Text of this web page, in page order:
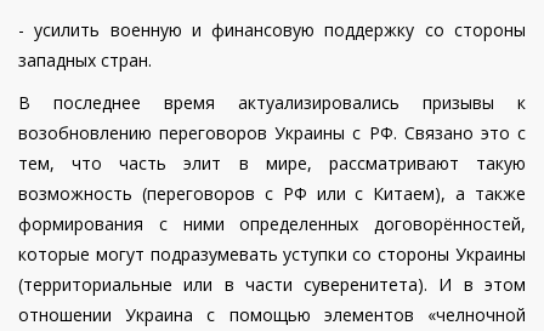
- усилить военную и финансовую поддержку со стороны
западных стран.
В последнее время актуализировались призывы к
возобновлению переговоров Украины с РФ. Связано это с
тем, что часть элит в мире, рассматривают такую
возможность (переговоров с РФ или с Китаем), а также
формирования с ними определенных договорённостей,
которые могут подразумевать уступки со стороны Украины
(территориальные или в части суверенитета). И в этом
отношении Украина с помощью элементов «челночной